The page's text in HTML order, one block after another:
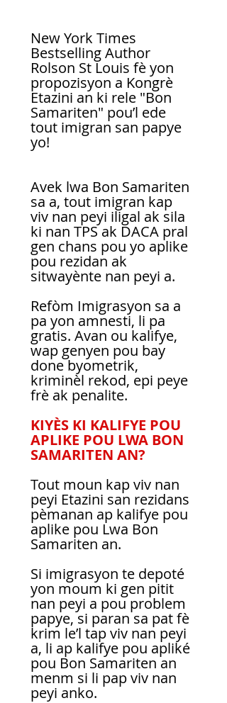
New York Times
Bestselling Author
Rolson St Louis fè yon
propozisyon a Kongrè
Etazini an ki rele "Bon
Samariten" pou’l ede
tout imigran san papye
yo!
Avek lwa Bon Samariten
sa a, tout imigran kap
viv nan peyi iligal ak sila
ki nan TPS ak DACA pral
gen chans pou yo aplike
pou rezidan ak
sitwayènte nan peyi a.
Refòm Imigrasyon sa a
pa yon amnesti, li pa
gratis. Avan ou kalifye,
wap genyen pou bay
done byometrik,
kriminèl rekod, epi peye
frè ak penalite.
KIYÈS KI KALIFYE POU
APLIKE POU LWA BON
SAMARITEN AN?
Tout moun kap viv nan
peyi Etazini san rezidans
pèmanan ap kalifye pou
aplike pou Lwa Bon
Samariten an.
Si imigrasyon te depoté
yon moum ki gen pitit
nan peyi a pou problem
papye, si paran sa pat fè
krim le’l tap viv nan peyi
a, li ap kalifye pou apliké
pou Bon Samariten an
menm si li pap viv nan
peyi anko.